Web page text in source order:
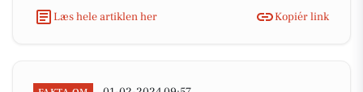
Læs hele artiklen her
Kopiér link